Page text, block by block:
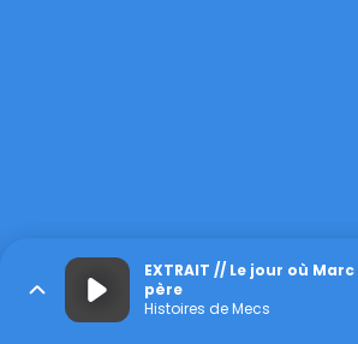
EXTRAIT // Le jour où
père
Histoires de Mecs